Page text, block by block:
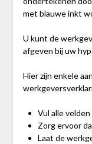
met blauwe inkt
U kunt de
afgeven bij uw
Hier zijn enkele
Vul alle
Zorg ervoor
Laat de